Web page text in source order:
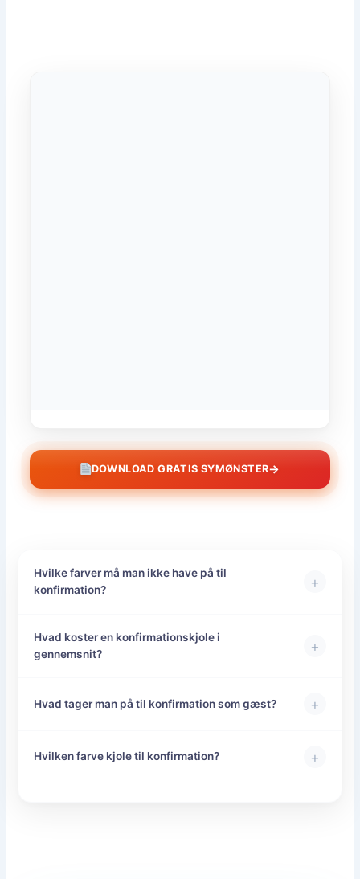
DOWNLOAD GRATIS SYMØNSTER→
Hvilke farver må man ikke have på til
konfirmation?
+
Hvad koster en konfirmationskjole i
gennemsnit?
+
Hvad tager man på til konfirmation som gæst? +
Hvilken farve kjole til konfirmation? +